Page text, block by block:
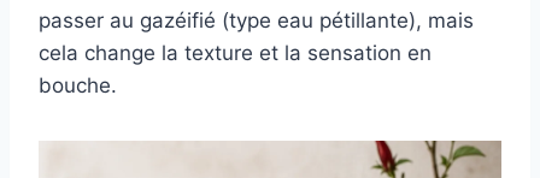
passer au gazéifié (type eau pétillante), mais
cela change la texture et la sensation en
bouche.